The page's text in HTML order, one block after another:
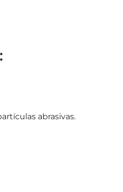
abrasivas.